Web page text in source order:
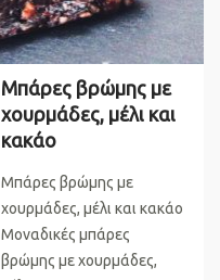
Μπάρες βρώμης με
χουρμάδες, μέλι και
κακάο
Μπάρες βρώμης με
χουρμάδες, μέλι και κακάο
Μοναδικές μπάρες
βρώμης με χουρμάδες,